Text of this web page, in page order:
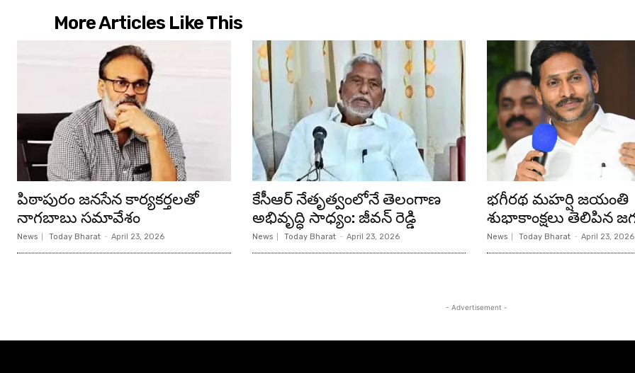
More Articles Like This
పిఠాపురం జనసేన కార్యకర్తలతో
నాగబాబు సమావేశం
News Today Bharat - April 23, 2026
కేసీఆర్ నేతృత్వంలోనే తెలంగాణ
అభివృద్ధి సాధ్యం: జీవన్ రెడ్డి
News Today Bharat - April 23, 2026
భగీరథ మహర్షి జయంతి
శుభాకాంక్షలు తెలిపిన
News Today Bharat - April 23, 2026
- Advertisement -